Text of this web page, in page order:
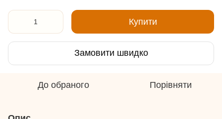
Купити
Замовити швидко
До обраного Порівняти